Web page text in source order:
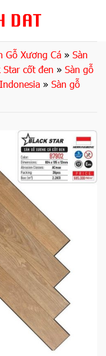
Gỗ Xương Cá » Sàn
Star cốt đen » Sàn gỗ
» Sàn gỗ